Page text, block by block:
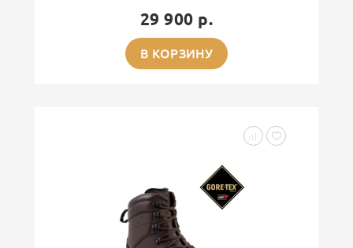
29 900 р.
В КОРЗИНУ